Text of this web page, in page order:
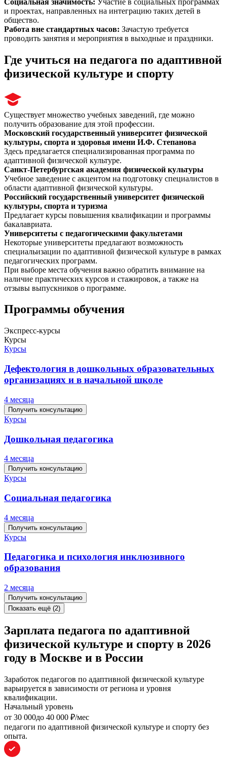
и проектах, направленных на интеграцию таких детей в
общество.
Работа вне стандартных часов: Зачастую требуется
проводить занятия и мероприятия в выходные и праздники.
Где учиться на педагога по адаптивной
физической культуре и спорту
Существует множество учебных заведений, где можно
получить образование для этой профессии.
Московский государственный университет физической
культуры, спорта и здоровья имени И.Ф. Степанова
Здесь предлагается специализированная программа по
адаптивной физической культуре.
Санкт-Петербургская академия физической культуры
Учебное заведение с акцентом на подготовку специалистов в
области адаптивной физической культуры.
Российский государственный университет физической
культуры, спорта и туризма
Предлагает курсы повышения квалификации и программы
бакалавриата.
Университеты с педагогическими факультетами
Некоторые университеты предлагают возможность
специальизации по адаптивной физической культуре в рамках
педагогических программ.
При выборе места обучения важно обратить внимание на
наличие практических курсов и стажировок, а также на
отзывы выпускников о программе.
Программы обучения
Экспресс-курсы
Курсы
Курсы
Дефектология в дошкольных образовательных
организациях и в начальной школе
4 месяца
Получить консультацию
Курсы
Дошкольная педагогика
4 месяца
Получить консультацию
Курсы
Социальная педагогика
4 месяца
Получить консультацию
Курсы
Педагогика и психология инклюзивного
образования
2 месяца
Получить консультацию
Показать ещё (2)
Зарплата педагога по адаптивной
физической культуре и спорту в 2026
году в Москве и в России
Заработок педагогов по адаптивной физической культуре
варьируется в зависимости от региона и уровня
квалификации.
Начальный уровень
oт 30 000до 40 000 ₽/мес
педагоги по адаптивной физической культуре и спорту без
опыта.